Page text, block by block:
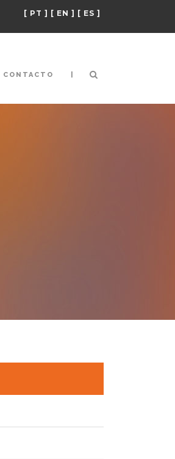
[ PT ] [ EN ] [ ES ]
CONTACTO |